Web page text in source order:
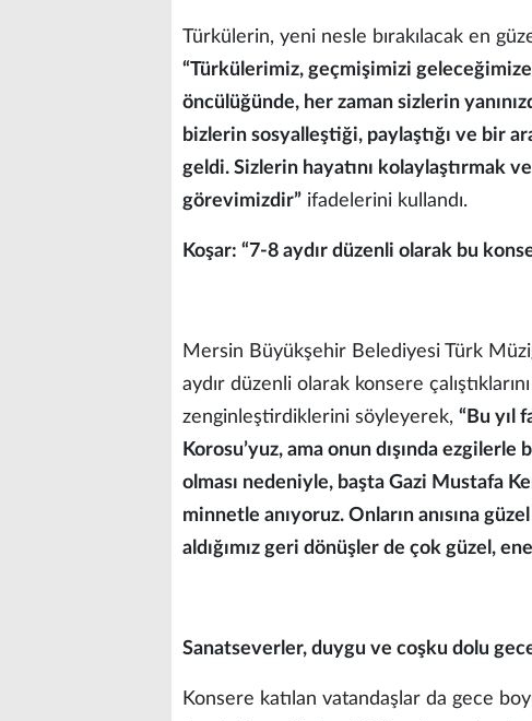
Türkülerin, yeni nesle bırakılacak en
“Türkülerimiz, geçmişimizi geleceğimize
öncülüğünde, her zaman sizlerin
bizlerin sosyalleştiği, paylaştığı ve bir
geldi. Sizlerin hayatını kolaylaştırmak
görevimizdir” ifadelerini kullandı.
Koşar: “7-8 aydır düzenli olarak bu
Mersin Büyükşehir Belediyesi Türk
aydır düzenli olarak konsere
zenginleştirdiklerini söyleyerek, “Bu yıl
Korosu’yuz, ama onun dışında
olması nedeniyle, başta Gazi Mustafa
minnetle anıyoruz. Onların anısına
aldığımız geri dönüşler de çok güzel,
Sanatseverler, duygu ve coşku dolu
Konsere katılan vatandaşlar da gece